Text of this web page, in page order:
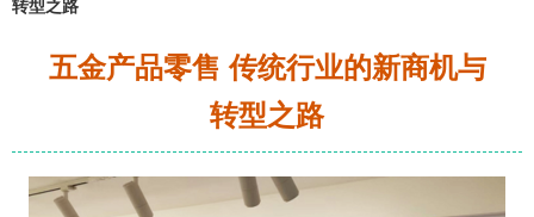
转型之路
五金产品零售 传统行业的新商机与
转型之路